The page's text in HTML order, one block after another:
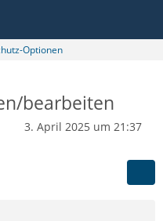
Optionen
bearbeiten
3. April 2025 um 21:37